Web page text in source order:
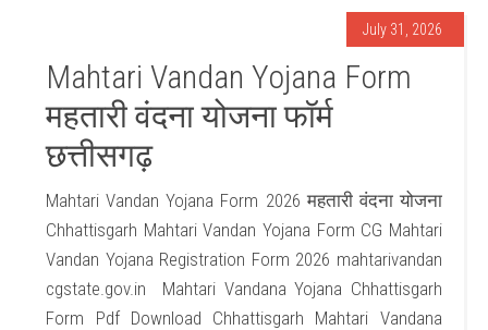
July 31, 2026
Mahtari Vandan Yojana Form
महतारी वंदना योजना फॉर्म
छत्तीसगढ़
Mahtari Vandan Yojana Form 2026 महतारी वंदना योजना
Chhattisgarh Mahtari Vandan Yojana Form CG Mahtari
Vandan Yojana Registration Form 2026 mahtarivandan
cgstate.gov.in Mahtari Vandana Yojana Chhattisgarh
Form Pdf Download Chhattisgarh Mahtari Vandana